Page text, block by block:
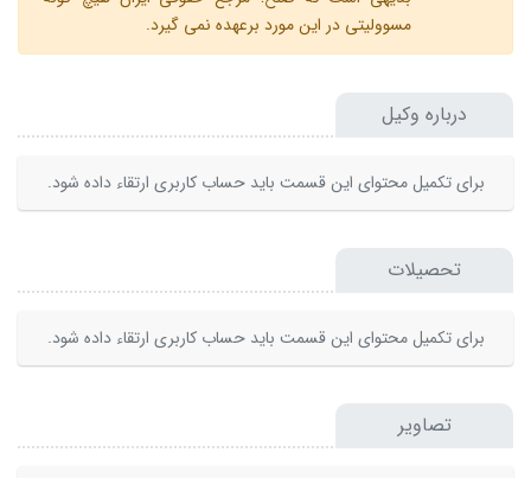
مسوولیتی در این مورد برعهده نمی گیرد.
درباره وکیل
برای تکمیل محتوای این قسمت باید حساب کاربری ارتقاء داده شود.
تحصیلات
برای تکمیل محتوای این قسمت باید حساب کاربری ارتقاء داده شود.
تصاویر